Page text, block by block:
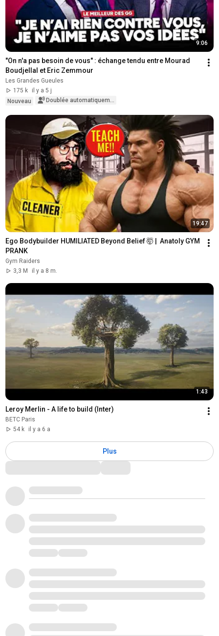
9:06
"On n'a pas besoin de vous" : échange tendu entre Mourad
Boudjellal et Eric Zemmour
Les Grandes Gueules
175 k
il y a 5 j
Nouveau
Doublée automatiquement
19:47
Ego Bodybuilder HUMILIATED Beyond Belief 🤯 |  Anatoly GYM
PRANK
Gym Raiders
3,3 M
il y a 8 m.
1:43
Leroy Merlin - A life to build (Inter)
BETC Paris
54 k
il y a 6 a
Plus